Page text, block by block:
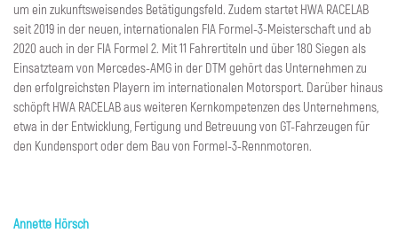
um ein zukunftsweisendes Betätigungsfeld. Zudem startet HWA RACELAB
seit 2019 in der neuen, internationalen FIA Formel-3-Meisterschaft und ab
2020 auch in der FIA Formel 2. Mit 11 Fahrertiteln und über 180 Siegen als
Einsatzteam von Mercedes-AMG in der DTM gehört das Unternehmen zu
den erfolgreichsten Playern im internationalen Motorsport. Darüber hinaus
schöpft HWA RACELAB aus weiteren Kernkompetenzen des Unternehmens,
etwa in der Entwicklung, Fertigung und Betreuung von GT-Fahrzeugen für
den Kundensport oder dem Bau von Formel-3-Rennmotoren.
Annette Hörsch